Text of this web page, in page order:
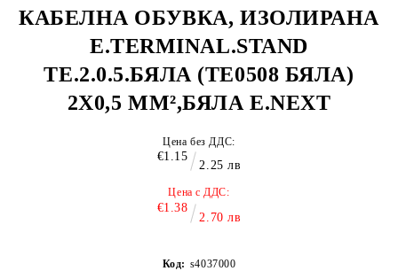
КАБЕЛНА ОБУВКА, ИЗОЛИРАНА
E.TERMINAL.STAND
TE.2.0.5.БЯЛА (TE0508 БЯЛА)
2X0,5 MM²,БЯЛА E.NEXT
Цена без ДДС:
€1.15
2.25 лв
Цена с ДДС:
€1.38
2.70 лв
Код: s4037000